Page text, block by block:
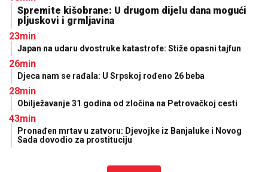
Spremite kišobrane: U drugom dijelu dana mogući
pljuskovi i grmljavina
23min
Japan na udaru dvostruke katastrofe: Stiže opasni tajfun
26min
Djeca nam se rađala: U Srpskoj rođeno 26 beba
28min
Obilježavanje 31 godina od zločina na Petrovačkoj cesti
43min
Pronađen mrtav u zatvoru: Djevojke iz Banjaluke i Novog
Sada dovodio za prostituciju